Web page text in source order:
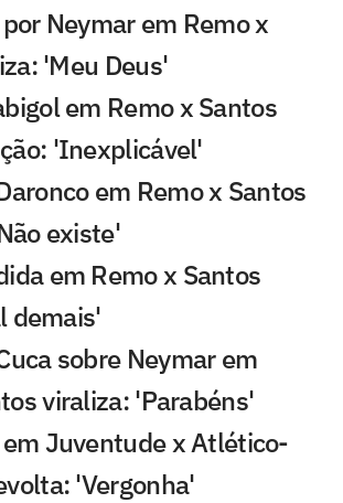
Neymar em Remo x
'Meu Deus'
em Remo x Santos
'Inexplicável'
em Remo x Santos
existe'
em Remo x Santos
demais'
sobre Neymar em
viraliza: 'Parabéns'
Juventude x Atlético-
'Vergonha'